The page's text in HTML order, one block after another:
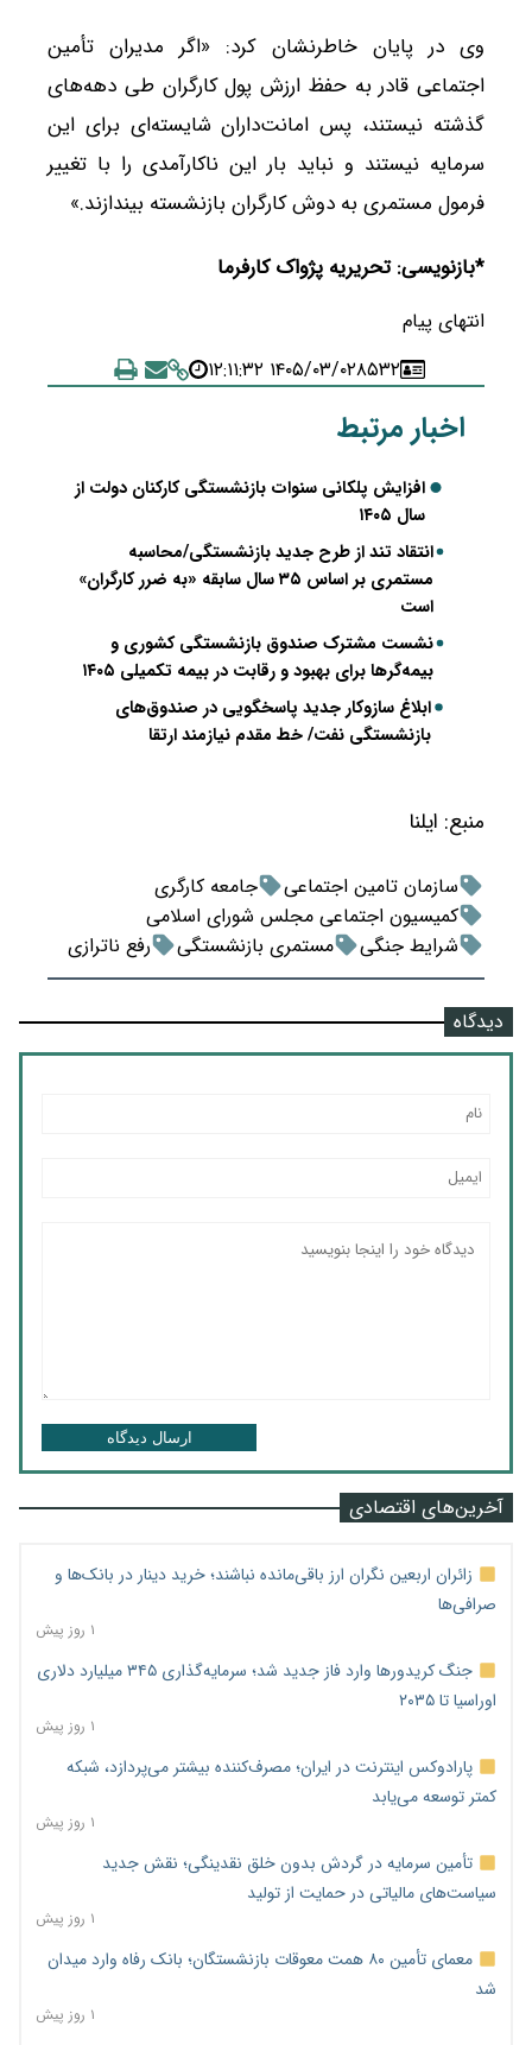
وی در پایان خاطرنشان کرد: «اگر مدیران تأمین
اجتماعی قادر به حفظ ارزش پول کارگران طی دهه‌های
گذشته نیستند، پس امانت‌داران شایسته‌ای برای این
سرمایه نیستند و نباید بار این ناکارآمدی را با تغییر
فرمول مستمری به دوش کارگران بازنشسته بیندازند.»
*بازنویسی: تحریریه پژواک کارفرما
انتهای پیام
۸۵۳۲۱۴۰۵/۰۳/۰۲ ۱۲:۱۱:۳۲
اخبار مرتبط
افزایش پلکانی سنوات بازنشستگی کارکنان دولت از
سال ۱۴۰۵
انتقاد تند از طرح جدید بازنشستگی/محاسبه
مستمری بر اساس ۳۵ سال سابقه «به ضرر کارگران»
است
نشست مشترک صندوق بازنشستگی کشوری و
بیمه‌گرها برای بهبود و رقابت در بیمه تکمیلی ۱۴۰۵
ابلاغ سازوکار جدید پاسخگویی در صندوق‌های
بازنشستگی نفت/ خط مقدم نیازمند ارتقا
منبع: ایلنا
سازمان تامین اجتماعی
جامعه کارگری
کمیسیون اجتماعی مجلس شورای اسلامی
شرایط جنگی
مستمری بازنشستگی رفع ناترازی
دیدگاه
ارسال دیدگاه
آخرین‌های اقتصادی
زائران اربعین نگران ارز باقی‌مانده نباشند؛ خرید دینار در بانک‌ها و
صرافی‌ها
۱ روز پیش
جنگ کریدورها وارد فاز جدید شد؛ سرمایه‌گذاری ۳۴۵ میلیارد دلاری
اوراسیا تا ۲۰۳۵
۱ روز پیش
پارادوکس اینترنت در ایران؛ مصرف‌کننده بیشتر می‌پردازد، شبکه
کمتر توسعه می‌یابد
۱ روز پیش
تأمین سرمایه در گردش بدون خلق نقدینگی؛ نقش جدید
سیاست‌های مالیاتی در حمایت از تولید
۱ روز پیش
معمای تأمین ۸۰ همت معوقات بازنشستگان؛ بانک رفاه وارد میدان
شد
۱ روز پیش